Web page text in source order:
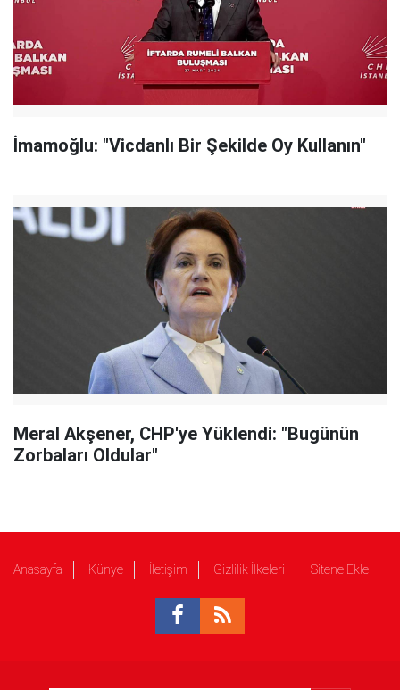
İmamoğlu: "Vicdanlı Bir Şekilde Oy Kullanın"
Meral Akşener, CHP'ye Yüklendi: "Bugünün
Zorbaları Oldular"
Anasayfa Künye İletişim Gizlilik İlkeleri Sitene Ekle